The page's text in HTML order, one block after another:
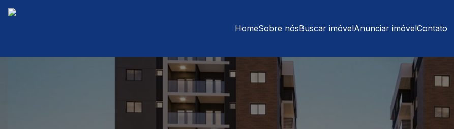
HomeSobre nósBuscar imóvelAnunciar imóvelContato